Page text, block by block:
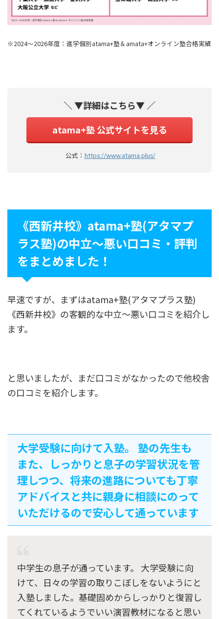
※2024～2026年度：進学個別atama+塾＆amata+オンライン塾合格実績
＼ ▼詳細はこちら▼ ／
atama+塾 公式サイトを見る
公式： https://www.atama.plus/
《西新井校》atama+塾(アタマプ
ラス塾)の中立〜悪い口コミ・評判
をまとめました！
早速ですが、まずはatama+塾(アタマプラス塾)
《西新井校》の客観的な中立〜悪い口コミを紹介し
ます。
と思いましたが、まだ口コミがなかったので他校舎
の口コミを紹介します。
大学受験に向けて入塾。 塾の先生も
また、しっかりと息子の学習状況を管
理しつつ、将来の進路についても丁寧
アドバイスと共に親身に相談にのって
いただけるので安心して通っています
中学生の息子が通っています。 大学受験に向
けて、日々の学習の取りこぼしをないようにと
入塾しました。基礎固めからしっかりと復習し
てくれているようでいい演習教材になると思い